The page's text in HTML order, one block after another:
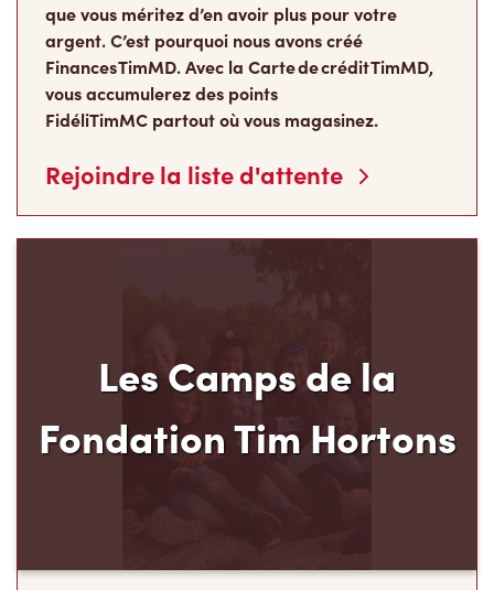
que vous méritez d’en avoir plus pour votre
argent. C’est pourquoi nous avons créé
Finances TimMD. Avec la Carte de crédit TimMD,
vous accumulerez des points
FidéliTimMC partout où vous magasinez.
Rejoindre la liste d'attente
Les Camps de la
Fondation Tim Hortons